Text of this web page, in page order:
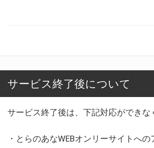
サービス終了後について
サービス終了後は、下記対応ができな
・とらのあなWEBオンリーサイトへの